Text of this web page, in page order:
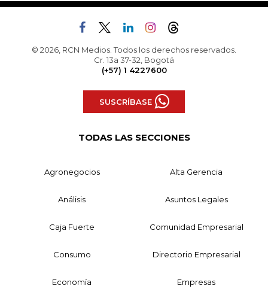
© 2026, RCN Medios. Todos los derechos reservados.
Cr. 13a 37-32, Bogotá
(+57) 1 4227600
SUSCRÍBASE
TODAS LAS SECCIONES
Agronegocios Alta Gerencia
Análisis Asuntos Legales
Caja Fuerte Comunidad Empresarial
Consumo Directorio Empresarial
Economía Empresas